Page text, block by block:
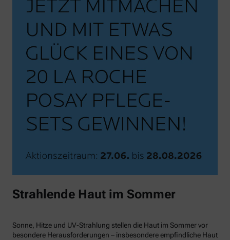
Strahlende Haut im Sommer
Sonne, Hitze und UV-Strahlung stellen die Haut im Sommer vor
besondere Herausforderungen – insbesondere empfindliche Haut